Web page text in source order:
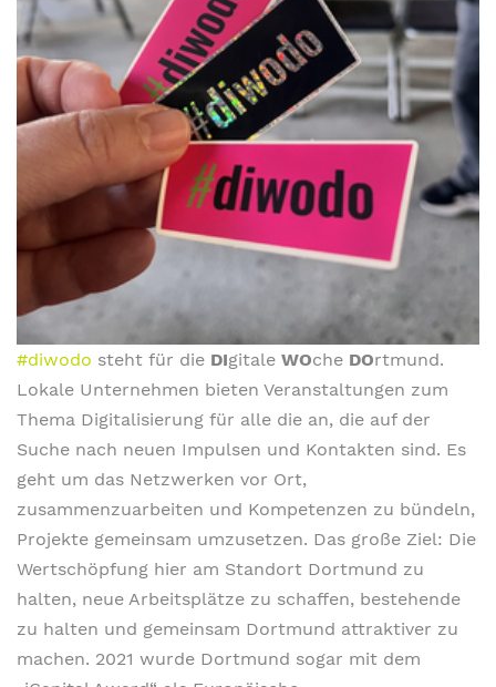
#diwodo steht für die DIgitale WOche DOrtmund.
Lokale Unternehmen bieten Veranstaltungen zum
Thema Digitalisierung für alle die an, die auf der
Suche nach neuen Impulsen und Kontakten sind. Es
geht um das Netzwerken vor Ort,
zusammenzuarbeiten und Kompetenzen zu bündeln,
Projekte gemeinsam umzusetzen. Das große Ziel: Die
Wertschöpfung hier am Standort Dortmund zu
halten, neue Arbeitsplätze zu schaffen, bestehende
zu halten und gemeinsam Dortmund attraktiver zu
machen. 2021 wurde Dortmund sogar mit dem